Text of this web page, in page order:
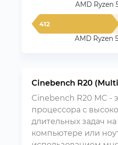
AMD Ryzen
412
AMD Ryzen
Cinebench R20
Cinebench R20 MC -
процессора с
длительных задач
компьютере или